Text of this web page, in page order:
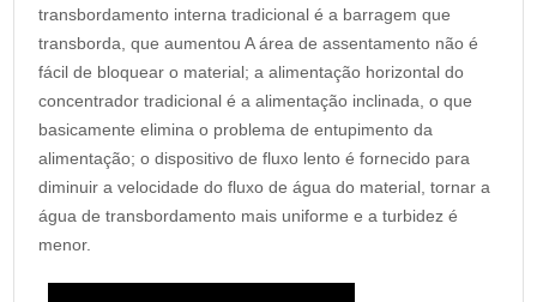
transbordamento interna tradicional é a barragem que
transborda, que aumentou A área de assentamento não é
fácil de bloquear o material; a alimentação horizontal do
concentrador tradicional é a alimentação inclinada, o que
basicamente elimina o problema de entupimento da
alimentação; o dispositivo de fluxo lento é fornecido para
diminuir a velocidade do fluxo de água do material, tornar a
água de transbordamento mais uniforme e a turbidez é
menor.